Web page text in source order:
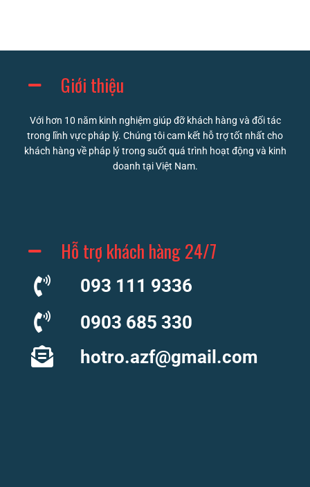
Giới thiệu
Với hơn 10 năm kinh nghiệm giúp đỡ khách hàng và đối tác
trong lĩnh vực pháp lý. Chúng tôi cam kết hỗ trợ tốt nhất cho
khách hàng về pháp lý trong suốt quá trình hoạt động và kinh
doanh tại Việt Nam.
Hỗ trợ khách hàng 24/7
093 111 9336
0903 685 330
hotro.azf@gmail.com